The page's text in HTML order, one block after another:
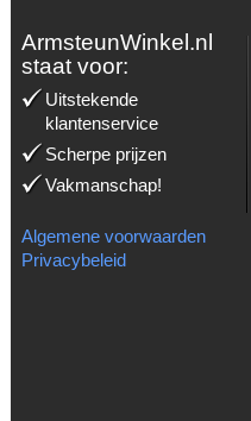
ArmsteunWinkel.nl
staat voor:
Uitstekende
klantenservice
Scherpe prijzen
Vakmanschap!
Algemene voorwaarden
Privacybeleid